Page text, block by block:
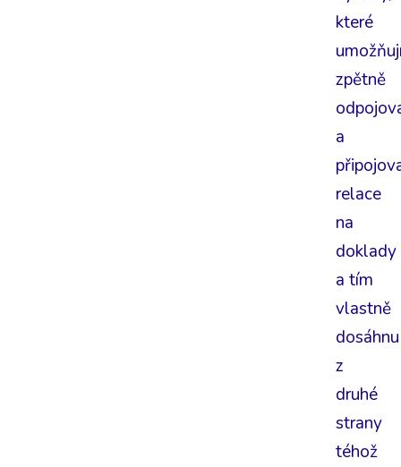
které
zpětně
a
relace
na
doklady
a tím
vlastně
dosáhnu
z
druhé
strany
téhož